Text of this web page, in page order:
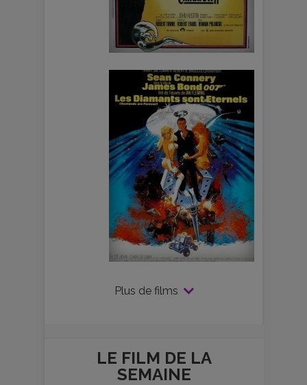
Plus de films
LE FILM DE LA
SEMAINE